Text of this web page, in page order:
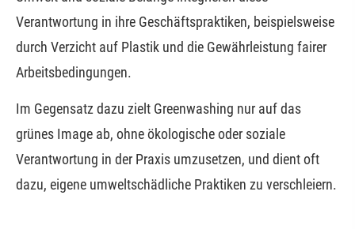
Verantwortung in ihre Geschäftspraktiken, beispielsweise
durch Verzicht auf Plastik und die Gewährleistung fairer
Arbeitsbedingungen.
Im Gegensatz dazu zielt Greenwashing nur auf das
grünes Image ab, ohne ökologische oder soziale
Verantwortung in der Praxis umzusetzen, und dient oft
dazu, eigene umweltschädliche Praktiken zu verschleiern.